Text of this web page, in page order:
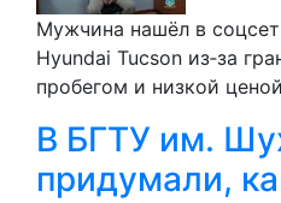
Мужчина нашёл в
Hyundai Tucson из‑за
пробегом и низкой
В БГТУ им.
придумали,